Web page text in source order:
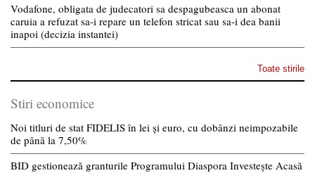
Vodafone, obligata de judecatori sa despagubeasca un abonat
caruia a refuzat sa-i repare un telefon stricat sau sa-i dea banii
inapoi (decizia instantei)
Toate stirile
Stiri economice
Noi titluri de stat FIDELIS în lei și euro, cu dobânzi neimpozabile
de pânã la 7,50%
BID gestionează granturile Programului Diaspora Investește Acasă